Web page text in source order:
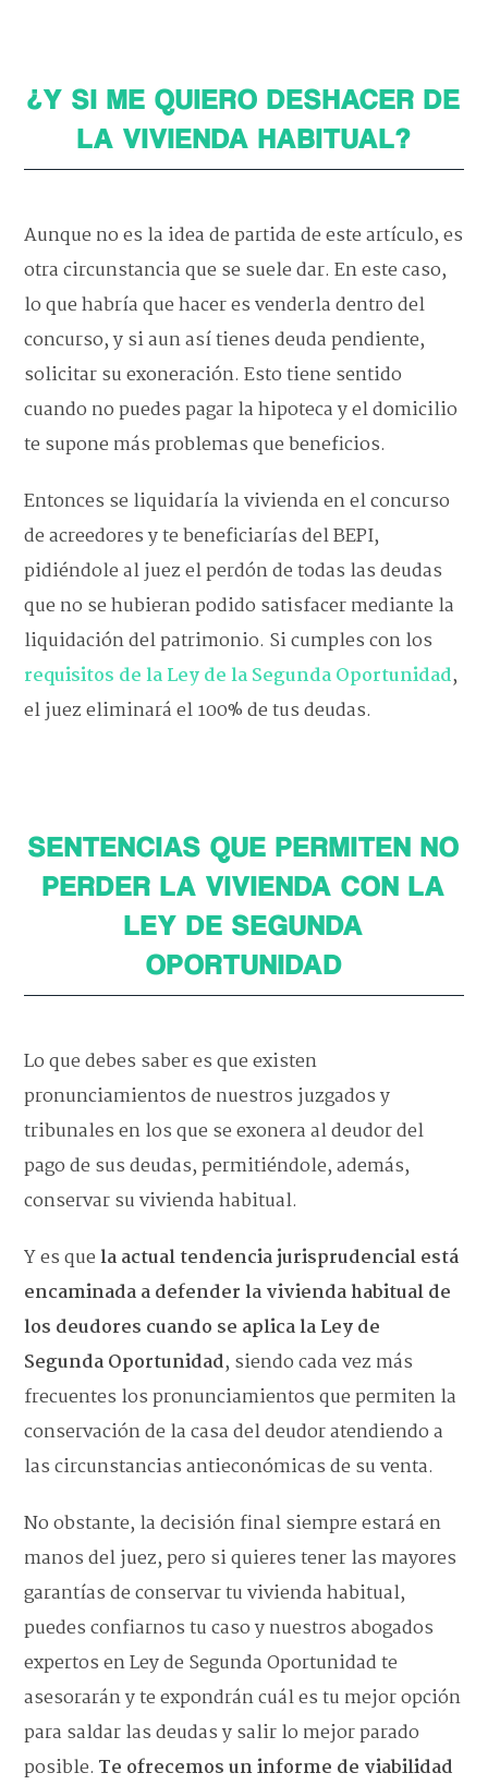
¿Y SI ME QUIERO DESHACER DE
LA VIVIENDA HABITUAL?
Aunque no es la idea de partida de este artículo, es
otra circunstancia que se suele dar. En este caso,
lo que habría que hacer es venderla dentro del
concurso, y si aun así tienes deuda pendiente,
solicitar su exoneración. Esto tiene sentido
cuando no puedes pagar la hipoteca y el domicilio
te supone más problemas que beneficios.
Entonces se liquidaría la vivienda en el concurso
de acreedores y te beneficiarías del BEPI,
pidiéndole al juez el perdón de todas las deudas
que no se hubieran podido satisfacer mediante la
liquidación del patrimonio. Si cumples con los
requisitos de la Ley de la Segunda Oportunidad,
el juez eliminará el 100% de tus deudas.
SENTENCIAS QUE PERMITEN NO
PERDER LA VIVIENDA CON LA
LEY DE SEGUNDA
OPORTUNIDAD
Lo que debes saber es que existen
pronunciamientos de nuestros juzgados y
tribunales en los que se exonera al deudor del
pago de sus deudas, permitiéndole, además,
conservar su vivienda habitual.
Y es quela actual tendencia jurisprudencial está
encaminada a defender la vivienda habitual de
los deudores cuando se aplica la Ley de
Segunda Oportunidad, siendo cada vez más
frecuentes los pronunciamientos que permiten la
conservación de la casa del deudor atendiendo a
las circunstancias antieconómicas de su venta.
No obstante, la decisión final siempre estará en
manos del juez, pero si quieres tener las mayores
garantías de conservar tu vivienda habitual,
puedes confiarnos tu caso y nuestros abogados
expertos en Ley de Segunda Oportunidad te
asesorarán y te expondrán cuál es tu mejor opción
para saldar las deudas y salir lo mejor parado
posible.Te ofrecemos un informe de viabilidad